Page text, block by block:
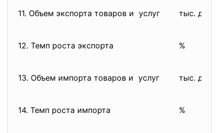
11. Объем экспорта товаров и услуг тыс. долл.
12. Темп роста экспорта %
13. Объем импорта товаров и услуг тыс. долл.
14. Темп роста импорта %